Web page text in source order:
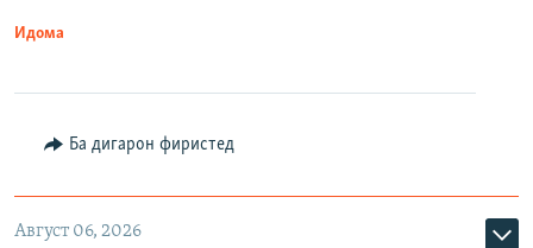
Идома
Ба дигарон фиристед
Август 06, 2026